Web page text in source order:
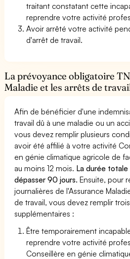
traitant constatant cette
reprendre votre activité
Avoir arrêté votre activité
d'arrêt de travail.
La prévoyance obligatoire
Maladie et les arrêts de
Afin de bénéficier d'une
travail dû à une maladie ou un
vous devez remplir plusieurs
avoir été affilié à votre activité
en génie climatique agricole de
au moins 12 mois. La durée
dépasser 90 jours. Ensuite, pour
journalières de l'Assurance
de travail, vous devez remplir
supplémentaires :
Être temporairement
reprendre votre activité
Conseillère en génie